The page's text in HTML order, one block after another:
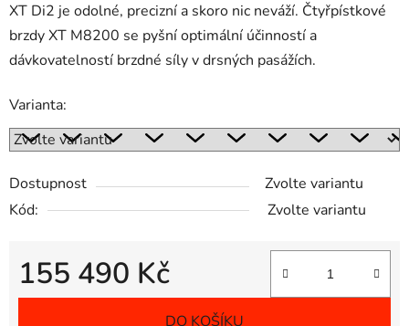
XT Di2 je odolné, precizní a skoro nic neváží. Čtyřpístkové
brzdy XT M8200 se pyšní optimální účinností a
dávkovatelností brzdné síly v drsných pasážích.
Varianta:
Dostupnost
Zvolte variantu
Kód:
Zvolte variantu
155 490 Kč
Měrná cena:
DO KOŠÍKU